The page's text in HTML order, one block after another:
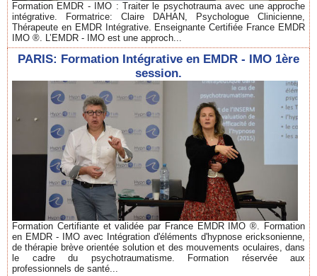
Formation EMDR - IMO : Traiter le psychotrauma avec une approche
intégrative. Formatrice: Claire DAHAN, Psychologue Clinicienne,
Thérapeute en EMDR Intégrative. Enseignante Certifiée France EMDR
IMO ®. L’EMDR - IMO est une approch...
PARIS: Formation Intégrative en EMDR - IMO 1ère
session.
Formation Certifiante et validée par France EMDR IMO ®. Formation
en EMDR - IMO avec Intégration d'éléments d'hypnose ericksonienne,
de thérapie brève orientée solution et des mouvements oculaires, dans
le cadre du psychotraumatisme. Formation réservée aux
professionnels de santé...